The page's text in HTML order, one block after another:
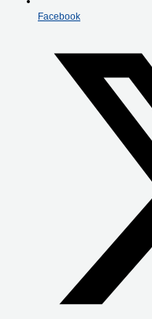
Facebook